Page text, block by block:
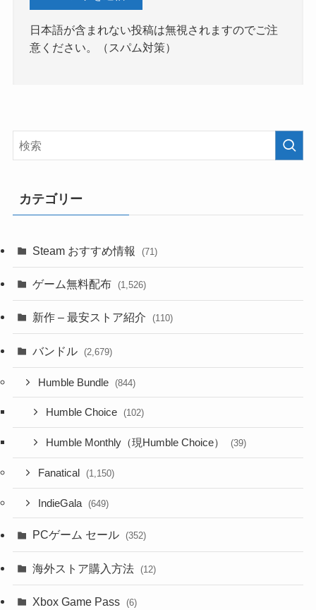
日本語が含まれない投稿は無視されますのでご注
意ください。（スパム対策）
カテゴリー
Steam おすすめ情報 (71)
ゲーム無料配布 (1,526)
新作 – 最安ストア紹介 (110)
バンドル (2,679)
Humble Bundle (844)
Humble Choice (102)
Humble Monthly（現Humble Choice） (39)
Fanatical (1,150)
IndieGala (649)
PCゲーム セール (352)
海外ストア購入方法 (12)
Xbox Game Pass (6)